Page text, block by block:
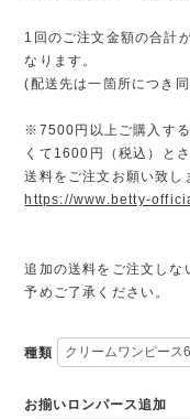
1回のご注文金額の合計
なります。
(配送先は一箇所につき
※7500円以上ご購入す
くて1600円（税込）と
送料をご注文お願い致し
https://www.betty-
追加の送料をご注文しな
予めご了承ください。
種類
お揃いロンパース追加